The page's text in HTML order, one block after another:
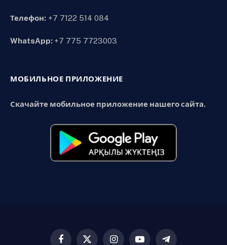
Телефон: +7 7122 514 084
WhatsApp: +7 775 7723003
МОБИЛЬНОЕ ПРИЛОЖЕНИЕ
Скачайте мобильное приложение нашего сайта.
Facebook
X InstagramYouTubeTelegram